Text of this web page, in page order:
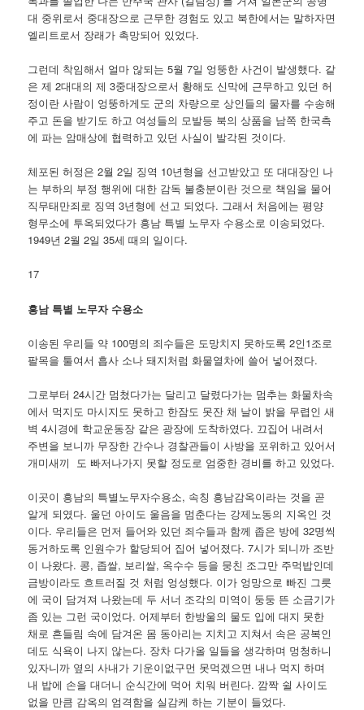
대 중위로서 중대장으로 근무한 경험도 있고 북한에서는 말하자면
엘리트로서 장래가 촉망되어 있었다.
그런데 착임해서 얼마 않되는 5월 7일 엉뚱한 사건이 발생했다. 같
은 제 2대대의 제 3중대장으로서 황해도 신막에 근무하고 있던 허
정이란 사람이 엉뚱하게도 군의 차량으로 상인들의 물자를 수송해
주고 돈을 받기도 하고 여성들의 모발등 북의 상품을 남쪽 한국측
에 파는 암매상에 협력하고 있던 사실이 발각된 것이다.
체포된 허정은 2월 2일 징역 10년형을 선고받았고 또 대대장인 나
는 부하의 부정 행위에 대한 감독 불충분이란 것으로 책임을 물어
직무태만죄로 징역 3년형에 선고 되었다. 그래서 처음에는 평양
형무소에 투옥되었다가 흥남 특별 노무자 수용소로 이송되었다.
1949년 2월 2일 35세 때의 일이다.
17
흥남 특별 노무자 수용소
이송된 우리들 약 100명의 죄수들은 도망치지 못하도록 2인1조로
팔목을 툴여서 흡사 소나 돼지처럼 화물열차에 쓸어 넣어졌다.
그로부터 24시간 멈쳤다가는 달리고 달렸다가는 멈추는 화물차속
에서 먹지도 마시지도 못하고 한잠도 못잔 채 날이 밝을 무렵인 새
벽 4시경에 학교운동장 같은 광장에 도착하였다. 끄집어 내려서
주변을 보니까 무장한 간수나 경찰관들이 사방을 포위하고 있어서
개미새끼 도 빠저나가지 못할 정도로 엄중한 경비를 하고 있었다.
이곳이 흥남의 특별노무자수용소, 속칭 흥남감옥이라는 것을 곧
알게 되였다. 울던 아이도 울음을 멈춘다는 강제노동의 지옥인 것
이다. 우리들은 먼저 들어와 있던 죄수들과 함께 좁은 방에 32명씩
동거하도록 인원수가 할당되어 집어 넣어졌다. 7시가 되니까 조반
이 나왔다. 콩, 좁쌀, 보리쌀, 옥수수 등을 뭉친 조그만 주먹밥인데
금방이라도 흐트러질 것 처럼 엉성했다. 이가 엉망으로 빠진 그릇
에 국이 담겨져 나왔는데 두 서너 조각의 미역이 둥둥 뜬 소금기가
좀 있는 그런 국이었다. 어제부터 한방울의 물도 입에 대지 못한
채로 흔들림 속에 담겨온 몸 동아리는 지치고 지쳐서 속은 공복인
데도 식욕이 나지 않는다. 장차 다가올 일들을 생각하며 멍청하니
있자니까 옆의 사내가 기운이없구먼 못먹겠으면 내나 먹지 하며
내 밥에 손을 대더니 순식간에 먹어 치워 버린다. 깜짝 쉴 사이도
없을 만큼 감옥의 엄격함을 실감케 하는 기분이 들었다.